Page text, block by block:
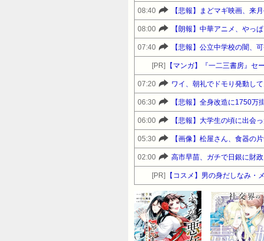
08:40 【悲報】まどマギ映画、来
08:00 【朗報】中華アニメ、やっ
07:40 【悲報】公立中学校の闇
[PR] 【マンガ】『一二三書房』セ
07:20 ワイ、朝礼でドモり発動し
06:30 【悲報】全身改造に1750
06:00 【悲報】大学生の頃に出会
05:30 【画像】松屋さん、食器の
02:00 高市早苗、ガチで日銀に財
[PR] 【コスメ】男の身だしなみ・